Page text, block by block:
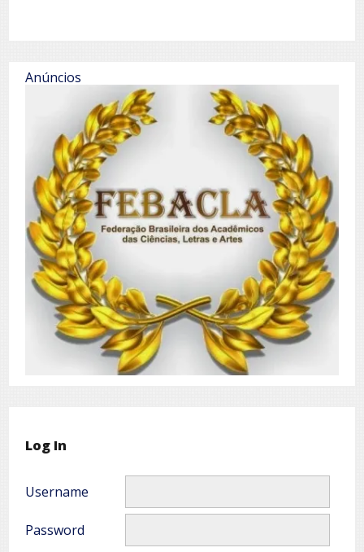
Anúncios
Log In
Username
Password